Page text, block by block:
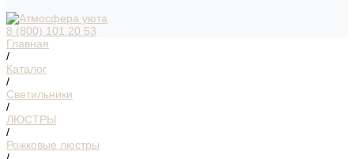
8 (800) 101 20 53
Главная
/
Каталог
/
Светильники
/
ЛЮСТРЫ
/
Рожковые люстры